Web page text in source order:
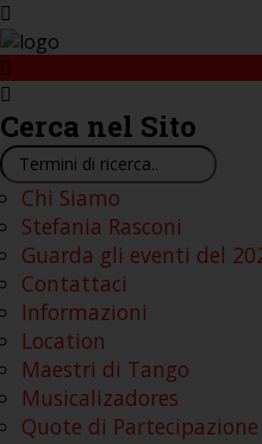
Cerca nel Sito
Cerca...
Chi Siamo
Stefania Rasconi
Guarda gli eventi del
Contattaci
Informazioni
Location
Maestri di Tango
Musicalizadores
Quote di Partecipazione